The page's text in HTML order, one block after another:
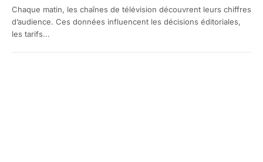
Chaque matin, les chaînes de télévision découvrent leurs chiffres
d’audience. Ces données influencent les décisions éditoriales,
les tarifs...